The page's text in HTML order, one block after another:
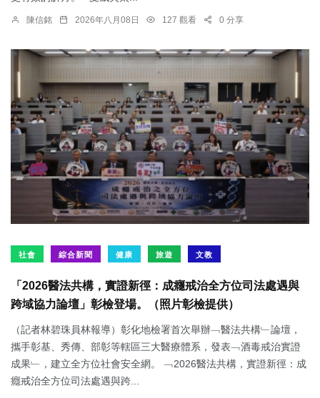
陳信銘 2026年八月08日 127 觀看 0 分享
社會 綜合新聞 健康 旅遊 文教
「2026醫法共構，實證新徑：成癮戒治全方位司法處遇與
跨域協力論壇」彰檢登場。（照片彰檢提供）
（記者林碧珠員林報導）彰化地檢署首次舉辦﹁醫法共構﹂論壇，
攜手彰基、秀傳、部彰等轄區三大醫療體系，發表﹁酒毒戒治實證
成果﹂，建立全方位社會安全網。 ﹁2026醫法共構，實證新徑：成
癮戒治全方位司法處遇與跨...